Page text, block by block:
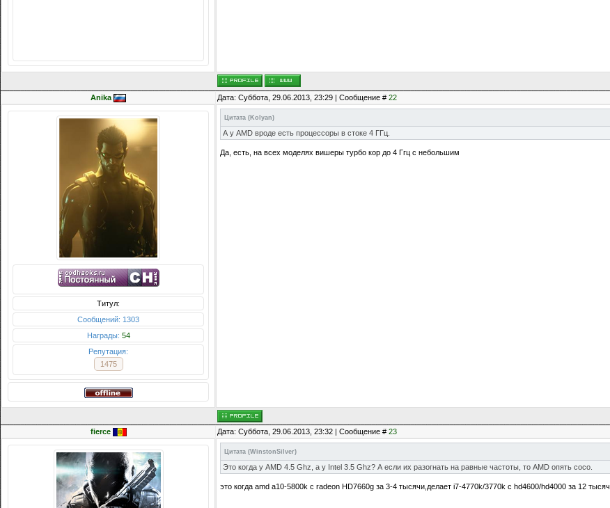
Награды:714
14216
Anika Дата: Суббота, 29.06.2013, 23:29 | Сообщение # 22
Титул:
Сообщений: 1303
Награды: 54
Репутация:
1475
Цитата ( Kolyan)
А у AMD вроде есть процессоры в стоке 4 ГГц.
Да, есть, на всех моделях вишеры турбо кор до 4 Ггц с небольшим
fierce Дата: Суббота, 29.06.2013, 23:32 | Сообщение # 23
Цитата (WinstonSilver)
Это когда у AMD 4.5 Ghz, а у Intel 3.5 Ghz? А если их разогнать на равные частоты, то AMD опять сосо.
это когда amd a10-5800k с radeon HD7660g за 3-4 тысячи,делает i7-4770k/3770k с hd4600/hd4000 за 12 тысяч.